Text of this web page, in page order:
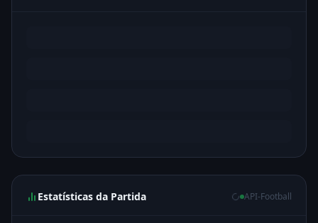
Estatísticas da Partida API-Football